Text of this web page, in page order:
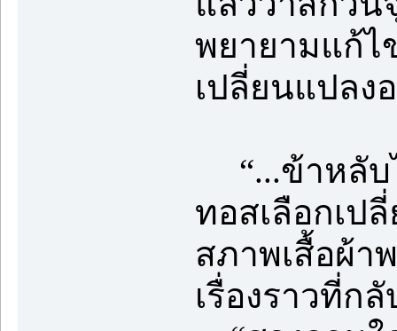
พยายามแก้ไ
เปลี่ยนแปลง
“...ข้าหลับ
ทอสเลือกเป
สภาพเสื้อผ้า
เรื่องราวที่ก